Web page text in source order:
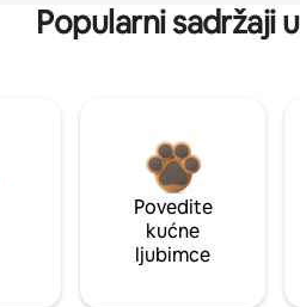
Popularni sadržaji
Povedite
kućne
ljubimce